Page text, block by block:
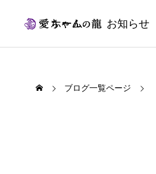
ホーム お知らせ
ブログ一覧ページ